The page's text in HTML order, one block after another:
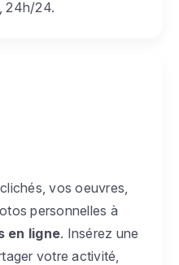
24h/24.
vos oeuvres,
personnelles à
en ligne. Insérez une
votre activité,